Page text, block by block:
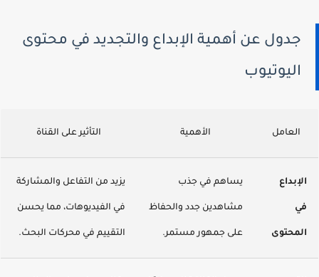
جدول عن أهمية الإبداع والتجديد في محتوى
اليوتيوب
العامل الأهمية التأثير على القناة
الإبداع
في
المحتوى
يساهم في جذب
مشاهدين جدد والحفاظ
على جمهور مستمر.
يزيد من التفاعل والمشاركة
في الفيديوهات، مما يحسن
التقييم في محركات البحث.